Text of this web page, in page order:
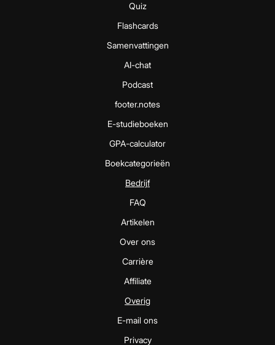
Quiz
Flashcards
Samenvattingen
AI-chat
Podcast
footer.notes
E-studieboeken
GPA-calculator
Boekcategorieën
Bedrijf
FAQ
Artikelen
Over ons
Carrière
Affiliate
Overig
E-mail ons
Privacy